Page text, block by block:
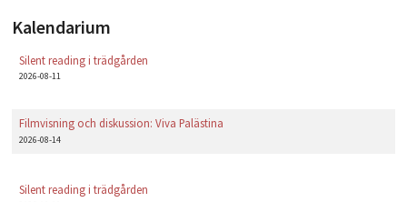
Kalendarium
Silent reading i trädgården
2026-08-11
Filmvisning och diskussion: Viva Palästina
2026-08-14
Silent reading i trädgården